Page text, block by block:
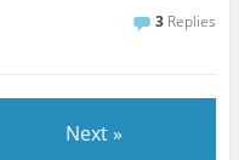
3 Replies
Next »